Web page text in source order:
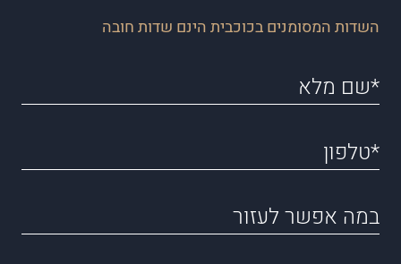
השדות המסומנים בכוכבית הינם שדות חובה